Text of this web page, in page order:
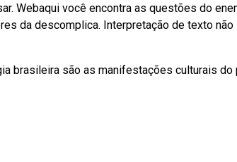
Webaqui você encontra as questões do
da descomplica. Interpretação de texto não
brasileira são as manifestações culturais do